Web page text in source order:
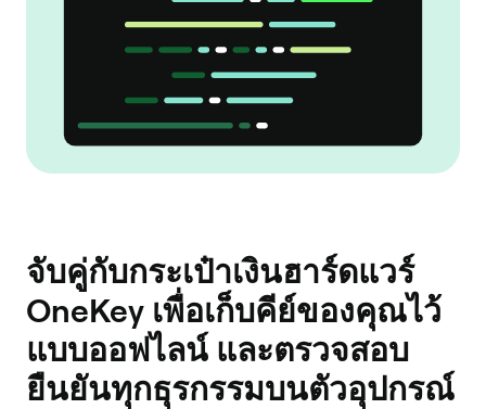
จับคู่กับกระเป๋าเงินฮาร์ดแวร์
OneKey เพื่อเก็บคีย์ของคุณไว้
แบบออฟไลน์ และตรวจสอบ
ยืนยันทุกธุรกรรมบนตัวอุปกรณ์